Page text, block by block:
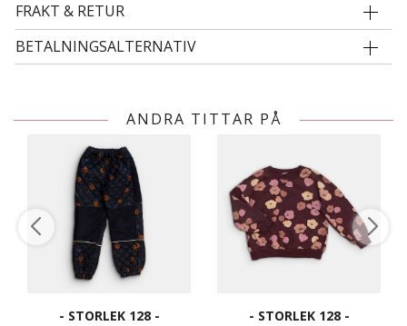
FRAKT & RETUR
BETALNINGSALTERNATIV
ANDRA TITTAR PÅ
- STORLEK 128 - - STORLEK 128 -